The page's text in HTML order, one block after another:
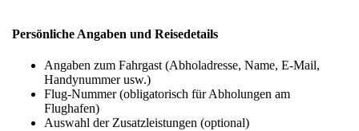
Persönliche Angaben und Reisedetails
Angaben zum Fahrgast (Abholadresse, Name, E-Mail,
Handynummer usw.)
Flug-Nummer (obligatorisch für Abholungen am
Flughafen)
Auswahl der Zusatzleistungen (optional)